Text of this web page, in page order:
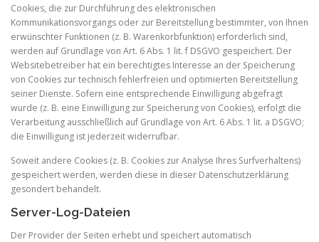
Cookies, die zur Durchführung des elektronischen
Kommunikationsvorgangs oder zur Bereitstellung bestimmter, von Ihnen
erwünschter Funktionen (z. B. Warenkorbfunktion) erforderlich sind,
werden auf Grundlage von Art. 6 Abs. 1 lit. f DSGVO gespeichert. Der
Websitebetreiber hat ein berechtigtes Interesse an der Speicherung
von Cookies zur technisch fehlerfreien und optimierten Bereitstellung
seiner Dienste. Sofern eine entsprechende Einwilligung abgefragt
wurde (z. B. eine Einwilligung zur Speicherung von Cookies), erfolgt die
Verarbeitung ausschließlich auf Grundlage von Art. 6 Abs. 1 lit. a DSGVO;
die Einwilligung ist jederzeit widerrufbar.
Soweit andere Cookies (z. B. Cookies zur Analyse Ihres Surfverhaltens)
gespeichert werden, werden diese in dieser Datenschutzerklärung
gesondert behandelt.
Server-Log-Dateien
Der Provider der Seiten erhebt und speichert automatisch